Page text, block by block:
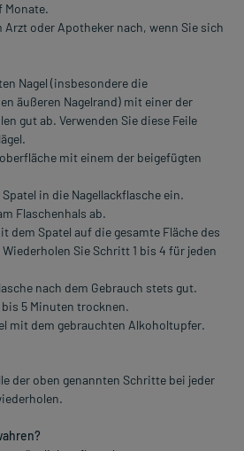
Monate.
oder Apotheker nach, wenn Sie sich
Nagel (insbesondere die
äußeren Nagelrand) mit einer der
gut ab. Verwenden Sie diese Feile
mit einem der beigefügten
in die Nagellackflasche ein.
Flaschenhals ab.
dem Spatel auf die gesamte Fläche des
Sie Schritt 1 bis 4 für jeden
nach dem Gebrauch stets gut.
bis 5 Minuten trocknen.
mit dem gebrauchten Alkoholtupfer.
der oben genannten Schritte bei jeder